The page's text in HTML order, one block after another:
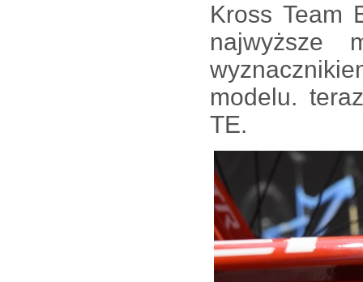
Kross Team
modelu.
TE.